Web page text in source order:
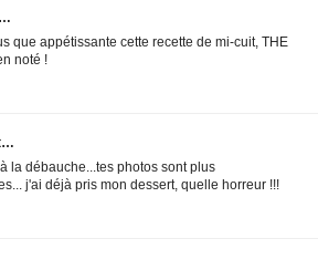
que appétissante cette recette de mi-cuit, THE
noté !
la débauche...tes photos sont plus
j'ai déjà pris mon dessert, quelle horreur !!!